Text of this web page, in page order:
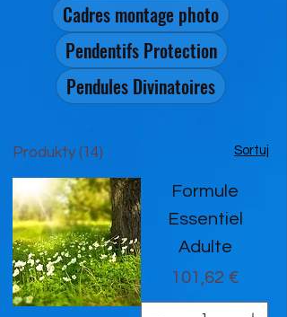
Cadres montage photo
Pendentifs Protection
Pendules Divinatoires
Produkty (14) Sortuj
Formule
Essentiel
Adulte
Cena
101,62 €